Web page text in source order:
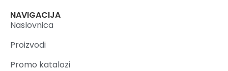
NAVIGACIJA
Naslovnica
Proizvodi
Promo katalozi